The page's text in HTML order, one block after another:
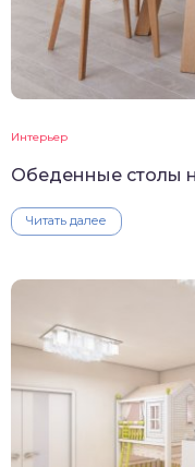
Интерьер
Обеденные столы
Читать далее